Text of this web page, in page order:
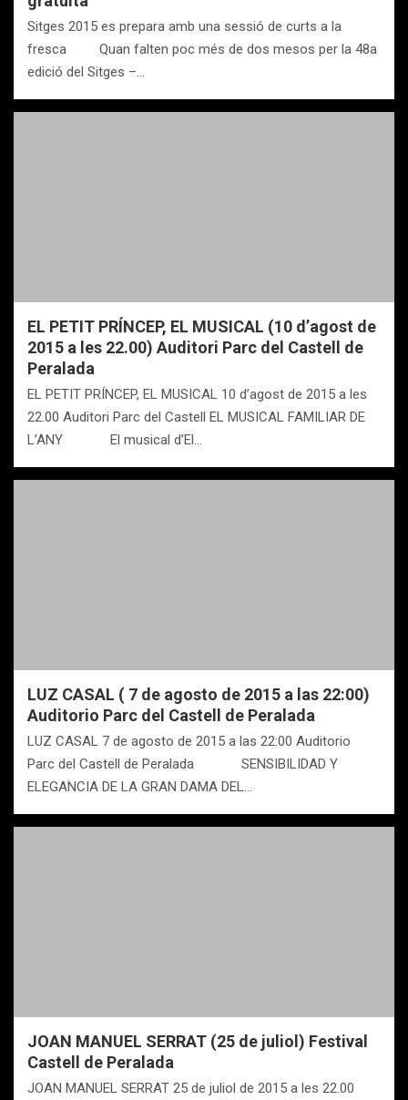
Sitges 2015 es prepara amb una sessió de curts a la
fresca Quan falten poc més de dos mesos per la 48a
edició del Sitges –…
EL PETIT PRÍNCEP, EL MUSICAL (10 d’agost de
2015 a les 22.00) Auditori Parc del Castell de
Peralada
EL PETIT PRÍNCEP, EL MUSICAL 10 d’agost de 2015 a les
22.00 Auditori Parc del Castell EL MUSICAL FAMILIAR DE
L’ANY El musical d’El…
LUZ CASAL ( 7 de agosto de 2015 a las 22:00)
Auditorio Parc del Castell de Peralada
LUZ CASAL 7 de agosto de 2015 a las 22:00 Auditorio
Parc del Castell de Peralada SENSIBILIDAD Y
ELEGANCIA DE LA GRAN DAMA DEL…
JOAN MANUEL SERRAT (25 de juliol) Festival
Castell de Peralada
JOAN MANUEL SERRAT 25 de juliol de 2015 a les 22.00